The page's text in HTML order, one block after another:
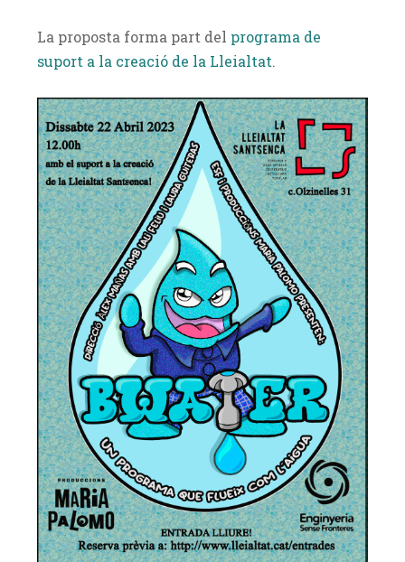
La proposta forma part del programa de
suport a la creació de la Lleialtat.